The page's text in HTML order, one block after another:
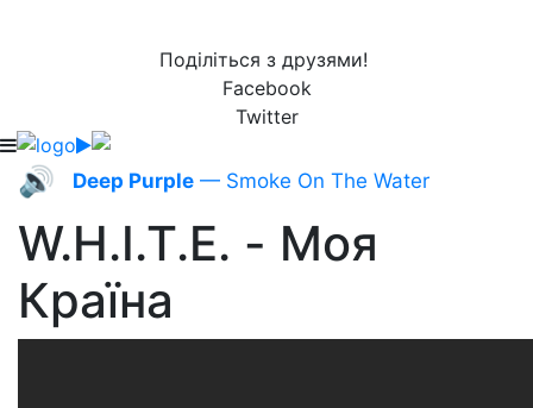
Поділіться з друзями!
Facebook
Twitter
🔊 Deep Purple — Smoke On The Water
W.H.I.T.E. - Моя
Країна